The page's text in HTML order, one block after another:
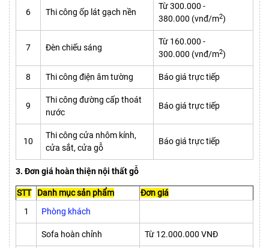
6 Thi công ốp lát gạch nền
Từ 300.000 -
380.000 (vnđ/m2)
7 Đèn chiếu sáng
Từ 160.000 -
300.000 (vnđ/m2)
8 Thi công điện âm tường Báo giá trực tiếp
9
Thi công đường cấp thoát
nước
Báo giá trực tiếp
10
Thi công cửa nhôm kính,
cửa sắt, cửa gỗ
Báo giá trực tiếp
3. Đơn giá hoàn thiện nội thất gỗ
STT Danh mục sản phẩm
Đơn giá
1
Phòng khách
Sofa hoàn chỉnh Từ 12.000.000 VNĐ